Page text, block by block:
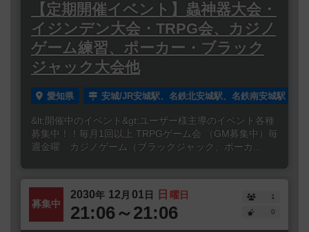
【定期開催イベント】蟲神器大会・
イジンデン大会・TRPG会、カジノ
ゲーム練習、ポーカー・ブラック
ジャック大会他
愛知県 安城/JR安城駅、名鉄北安城駅、名鉄南安城駅
&lt;開催中のイベント&gt;ユーザー様主導のイベント各種
募集中！！毎月1回以上 TRPGゲーム会 （GM募集中）毎
週金曜 カジノゲーム（ブラックジャック、ポーカ...
募集中
2030年 12 月 01日 日 曜日
21:06～21:06
1
0